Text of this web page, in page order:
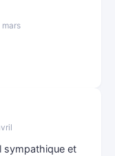
sympathique et